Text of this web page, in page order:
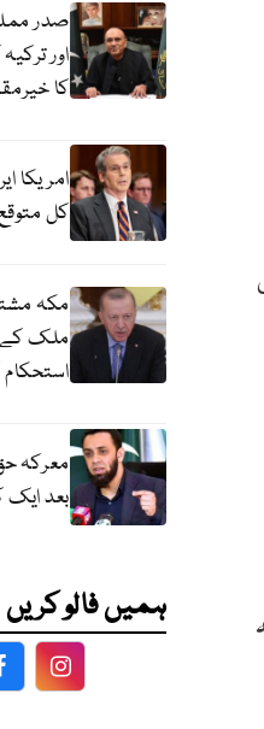
صدر
اور
کا
امریکا
کل
مکہ
ملک کے
معرکہ
بعد ایک
ہمیں فالو کریں
Facebook